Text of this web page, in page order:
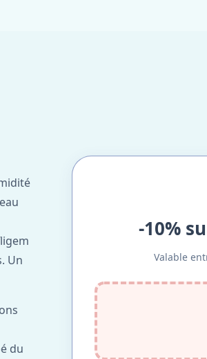
Un
du
-10%
Valable